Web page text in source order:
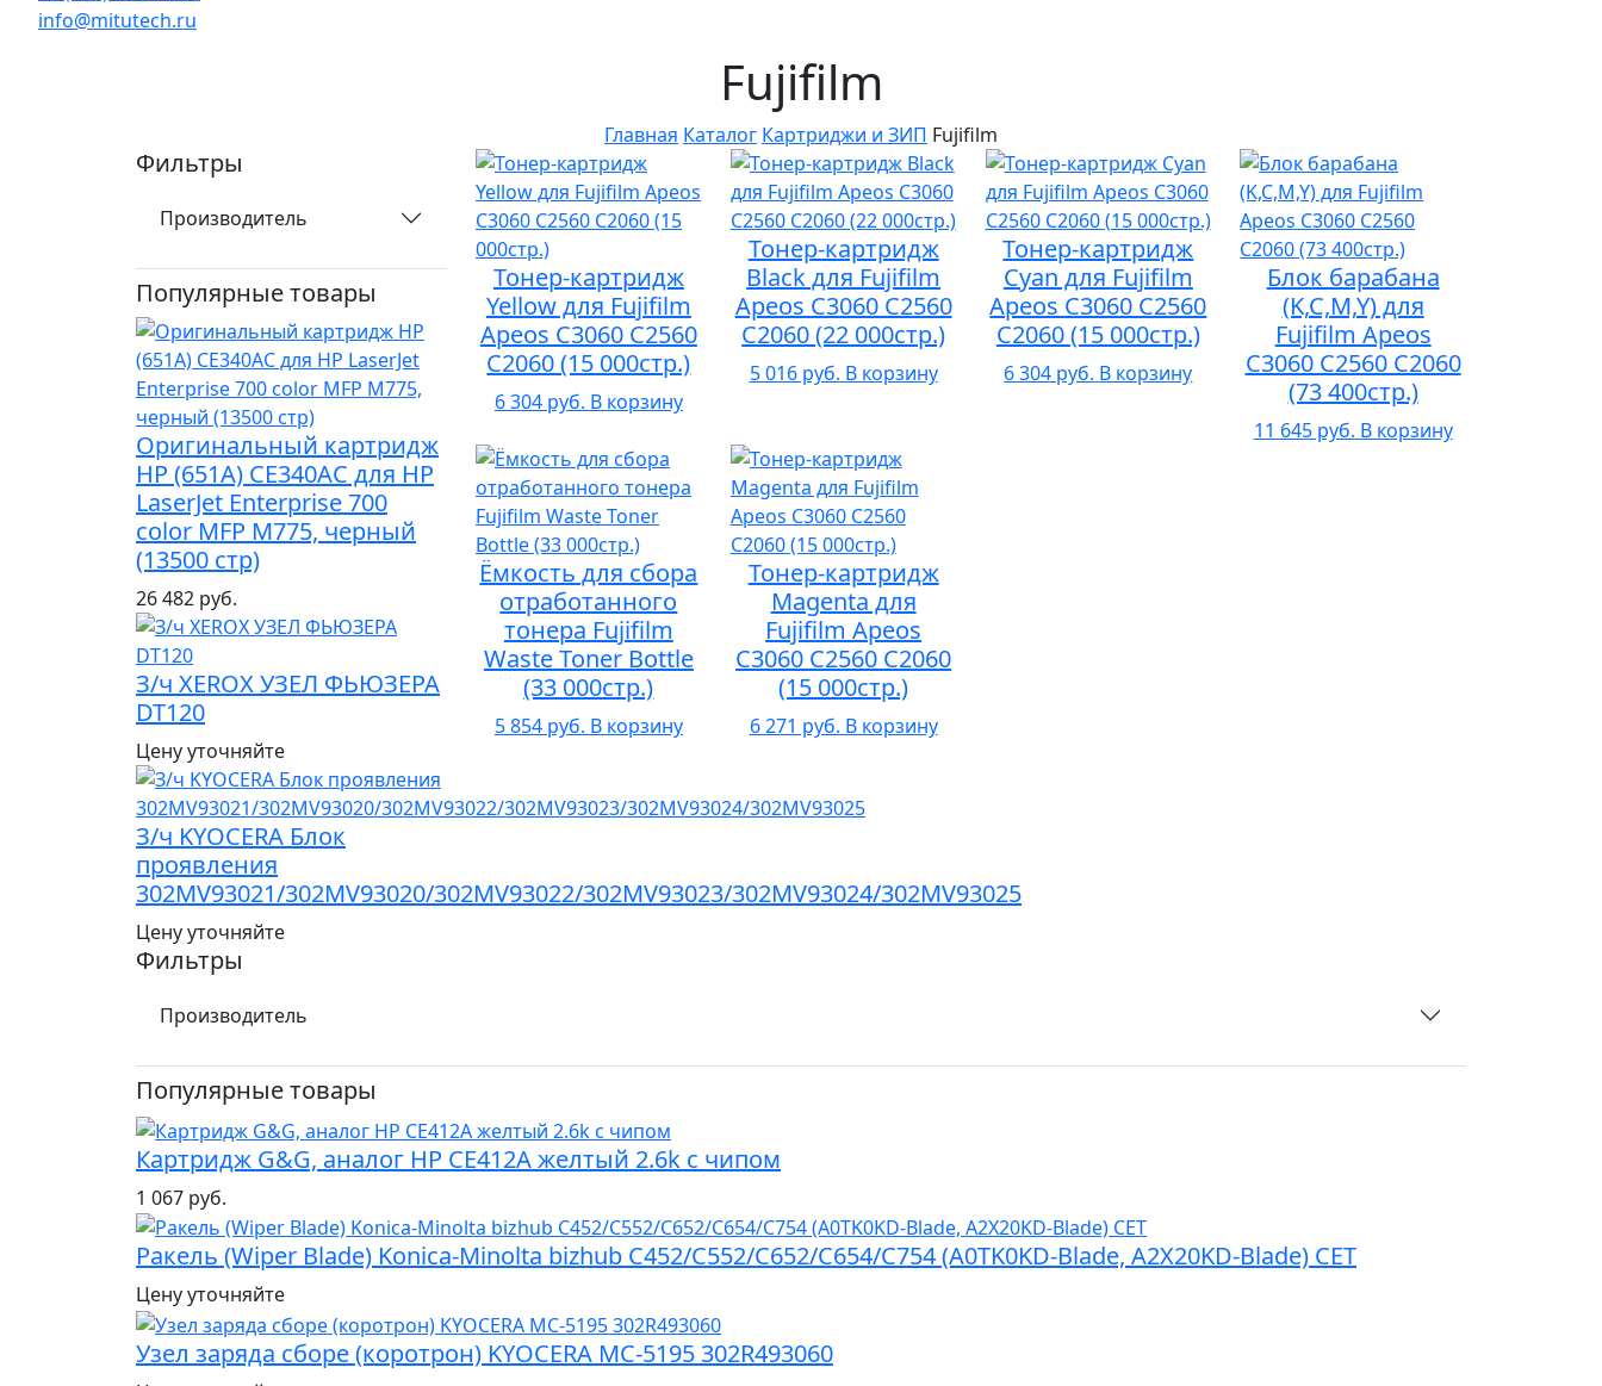
info@mitutech.ru
Fujifilm
Главная Каталог Картриджи и ЗИП Fujifilm
Фильтры
Производитель
Популярные товары
Оригинальный картридж
HP (651A) CE340AC для HP
LaserJet Enterprise 700
color MFP M775, черный
(13500 стр)
26 482 руб.
З/ч XEROX УЗЕЛ ФЬЮЗЕРА
DT120
Цену уточняйте
З/ч KYOCERA Блок
проявления
302MV93021/302MV93020/302MV93022/302MV93023/302MV93024/302MV93025
Цену уточняйте
Тонер-картридж
Yellow для Fujifilm
Apeos C3060 C2560
C2060 (15 000стр.)
6 304 руб. В корзину
Тонер-картридж
Black для Fujifilm
Apeos C3060 C2560
C2060 (22 000стр.)
5 016 руб. В корзину
Тонер-картридж
Cyan для Fujifilm
Apeos C3060 C2560
C2060 (15 000стр.)
6 304 руб. В корзину
Блок барабана
(K,C,M,Y) для
Fujifilm Apeos
C3060 C2560 C2060
(73 400стр.)
11 645 руб. В корзину
Ёмкость для сбора
отработанного
тонера Fujifilm
Waste Toner Bottle
(33 000стр.)
5 854 руб. В корзину
Тонер-картридж
Magenta для
Fujifilm Apeos
C3060 C2560 C2060
(15 000стр.)
6 271 руб. В корзину
Фильтры
Производитель
Популярные товары
Картридж G&G, аналог HP CE412A желтый 2.6k с чипом
1 067 руб.
Ракель (Wiper Blade) Konica-Minolta bizhub C452/C552/C652/C654/C754 (A0TK0KD-Blade, A2X20KD-Blade) CET
Цену уточняйте
Узел заряда сборе (коротрон) KYOCERA MC-5195 302R493060